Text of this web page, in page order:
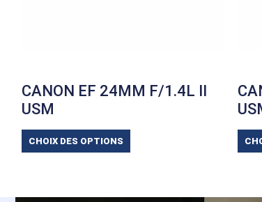
CANON EF 24MM F/1.4L II
USM
CHOIX DES OPTIONS